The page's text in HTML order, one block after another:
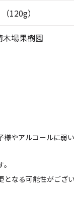
120g）
木場果樹園
様やアルコールに
なる可能性がござ